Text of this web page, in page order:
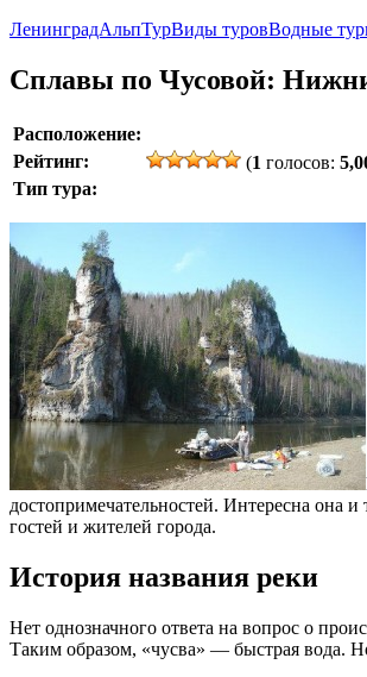
ЛенинградАльпТурВиды туровВодные
Сплавы по Чусовой:
Расположение:
Рейтинг:
(1 голосов:
Тип тура:
достопримечательностей. Интересна она
гостей и жителей города.
История названия реки
Нет однозначного ответа на вопрос о
Таким образом, «чусва» — быстрая вода.